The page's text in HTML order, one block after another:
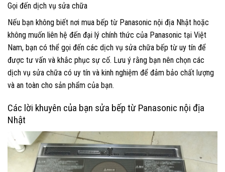
Gọi đến dịch vụ sửa chữa
Nếu bạn không biết nơi mua bếp từ Panasonic nội địa Nhật hoặc
không muốn liên hệ đến đại lý chính thức của Panasonic tại Việt
Nam, bạn có thể gọi đến các dịch vụ sửa chữa bếp từ uy tín để
được tư vấn và khắc phục sự cố. Lưu ý rằng bạn nên chọn các
dịch vụ sửa chữa có uy tín và kinh nghiệm để đảm bảo chất lượng
và an toàn cho sản phẩm của bạn.
Các lời khuyên của bạn sửa bếp từ Panasonic nội địa
Nhật